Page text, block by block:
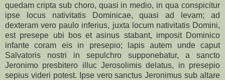
quedam cripta sub choro, quasi in medio, in qua conspicitur
ipse locus nativitatis Dominicae, quasi ad levam; ad
dexteram vero paulo inferius, juxta locum nativitatis Domini,
est presepe ubi bos et asinus stabant, imposit Dominico
infante coram eis in presepio; lapis autem unde caput
Salvatoris nostri in sepulchro supponebatur, a sancto
Jeronimo presbitero illuc Jerosolimis delatus, in presepio
sepius videri potest. Ipse vero sanctus Jeronimus sub altare